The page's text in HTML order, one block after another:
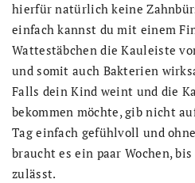
hierfür natürlich keine
einfach kannst du mit einem
Wattestäbchen die Kauleiste
und somit auch Bakterien
Falls dein Kind weint und die
bekommen möchte, gib nicht
Tag einfach gefühlvoll und
braucht es ein paar Wochen,
zulässt.